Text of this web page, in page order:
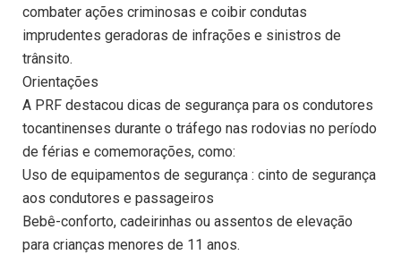
combater ações criminosas e coibir condutas
imprudentes geradoras de infrações e sinistros de
trânsito.
Orientações
A PRF destacou dicas de segurança para os condutores
tocantinenses durante o tráfego nas rodovias no período
de férias e comemorações, como:
Uso de equipamentos de segurança : cinto de segurança
aos condutores e passageiros
Bebê-conforto, cadeirinhas ou assentos de elevação
para crianças menores de 11 anos.